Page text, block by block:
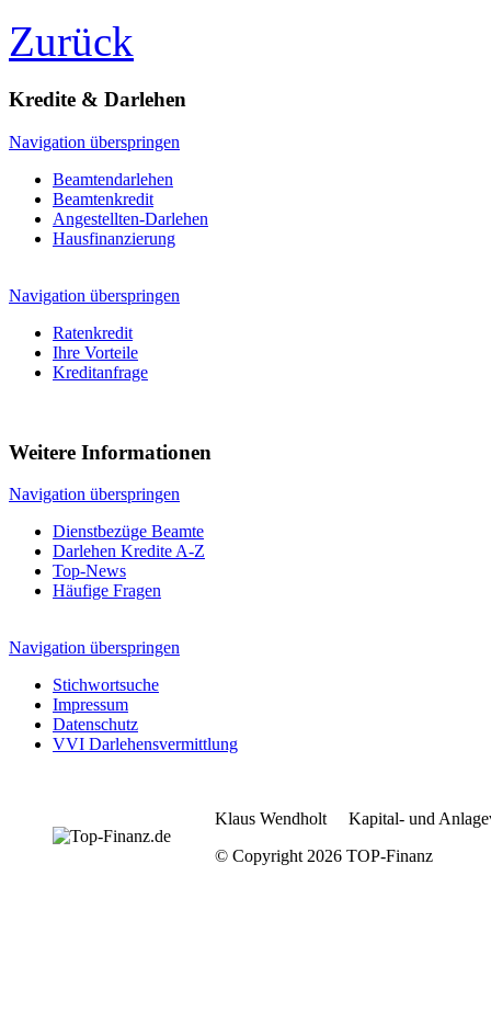
Zurück
Kredite & Darlehen
Navigation überspringen
Beamtendarlehen
Beamtenkredit
Angestellten-Darlehen
Hausfinanzierung
Navigation überspringen
Ratenkredit
Ihre Vorteile
Kreditanfrage
Weitere Informationen
Navigation überspringen
Dienstbezüge Beamte
Darlehen Kredite A-Z
Top-News
Häufige Fragen
Navigation überspringen
Stichwortsuche
Impressum
Datenschutz
VVI Darlehensvermittlung
Klaus Wendholt Kapital- und
© Copyright 2026 TOP-Finanz